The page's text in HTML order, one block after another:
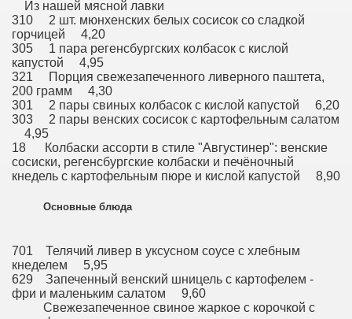
Из нашей мясной лавки
310 2 шт. мюнхенских белых сосисок со сладкой
горчицей 4,20
305 1 пара регенсбургских колбасок с кислой
капустой 4,95
321 Порция свежезапеченного ливерного паштета,
200 грамм 4,30
301 2 пары свиных колбасок с кислой капустой 6,20
303 2 пары венских сосисок с картофельным салатом
4,95
18 Колбаски ассорти в стиле "Августинер": венские
сосиски, регенсбургские колбаски и печёночный
кнедель с картофельным пюре и кислой капустой 8,90
Основные блюда
701 Телячий ливер в уксусном соусе с хлебным
кнеделем 5,95
629 Запеченный венский шницель с картофелем -
фри и маленьким салатом 9,60
Свежезапеченное свиное жаркое с корочкой с